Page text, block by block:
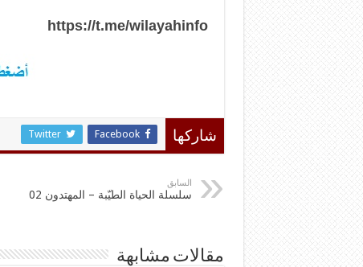
https://t.me/wilayahinfo
شاركها Facebook
Twitter
السابق
سلسلة الحياة الطيّبة – المهتدون 02
مقالات مشابهة